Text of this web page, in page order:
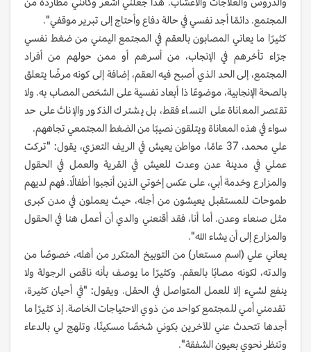
المجتمع. دائمًا أجد نفسي في حالة دفاع وأحتاج إلى تبرير موقفي".
كثيرًا ما يعاني المصابون بالعقم في المجتمع اليمني من ضغط نفسي
جرّاء تأخرهم في الإنجاب، من أسرهم أو ممن حولهم من أفراد
المجتمع، إلى الحد الذي أصبح فيه العقم، إضافة إلى كونه مرضًا يتعلق
بالصحة الإنجابية، موضوعًا ذا أبعاد نفسية على الشخص المصاب به. ولا
تقتصر المعاناة على النساء فقط، بل يشترك الذكور والإناث على حد
سواء في هذه المعاناة ويتلقون نصيبًا من الضغط المجتمعي تجاههم.
علي محمد، 37 عامًا، مواطن يعيش في الريف التعزي، يقول: "تركت
عملي في مدينة عدن وعدت للعيش في القرية والعمل في الحقول
والمزارع وخدمة أبي، على عكس إخوتي الذين أنجبوا أطفالًا. فهم لديهم
طموحات للمستقبل يعيشون من أجله، حيث يعملون في مدن كبرى
مثل صنعاء وعدن. أما أنا، فقد أقنعني والدي أن أعمل هنا في الحقول
والمزارع إلى أن يشاء الله".
يعاني علي (اسم مستعار) من التوبيخ المتكرر من أهله، خصوصًا من
والدته، لكونه مصابًا بالعقم. وكثيرًا ما يوصف بأنه ناقص الرجولة ولا
ينفع لشيء إلا للعمل المتواصل في الحقل. ويقول: "في أحيان كثيرة،
تقدمني أمي للمجتمع كواحد من ذوي الاحتياجات الخاصة. إذ كثيرًا ما
أجدها تتحدث عني للآخرين بكوني شخصًا مسكينًا، وتلهج لي بالدعاء
وتنظر نحوي بعيون الشفقة".